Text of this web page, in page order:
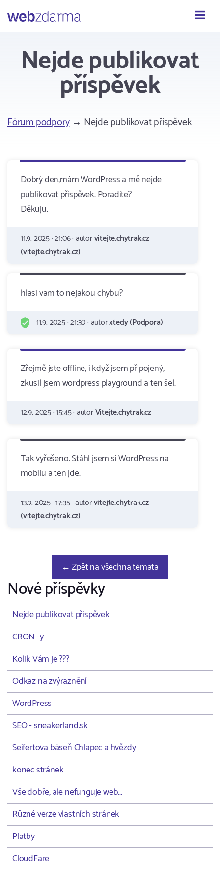
Webzdarma
Nejde publikovat
příspěvek
Fórum podpory→ Nejde publikovat příspěvek
Dobrý den,mám WordPress a mě nejde
publikovat příspěvek. Poradíte?
Děkuju.
11.9. 2025 · 21:06 · autorvitejte.chytrak.cz
(vitejte.chytrak.cz)
hlasi vam to nejakou chybu?
11.9. 2025 · 21:30 · autorxtedy (Podpora)
Zřejmě jste offline, i když jsem připojený,
zkusil jsem wordpress playground a ten šel.
12.9. 2025 · 15:45 · autorVitejte.chytrak.cz
Tak vyřešeno. Stáhl jsem si WordPress na
mobilu a ten jde.
13.9. 2025 · 17:35 · autorvitejte.chytrak.cz
(vitejte.chytrak.cz)
← Zpět na všechna témata
Nové příspěvky
Nejde publikovat příspěvek
CRON -y
Kolik Vám je ???
Odkaz na zvýraznění
WordPress
SEO - sneakerland.sk
Seifertova báseň Chlapec a hvězdy
konec stránek
Vše dobře, ale nefunguje web...
Různé verze vlastních stránek
Platby
CloudFare